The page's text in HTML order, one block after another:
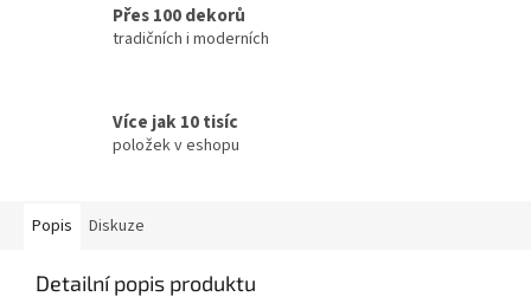
Přes 100 dekorů
tradičních i moderních
Více jak 10 tisíc
položek v eshopu
Popis Diskuze
Detailní popis produktu